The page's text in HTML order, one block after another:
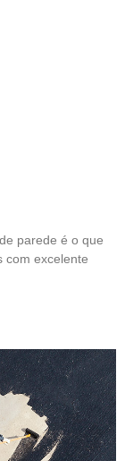
parede é o que
com excelente